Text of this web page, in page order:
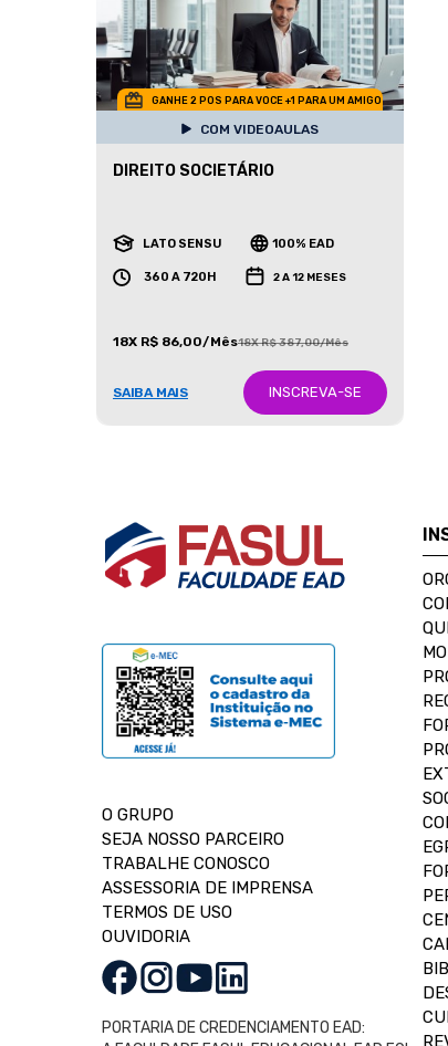
GANHE 2 POS PARA VOCE +1 PARA UM AMIGO
COM VIDEOAULAS
DIREITO SOCIETÁRIO
LATO SENSU 100% EAD
360 A 720H 2 A 12 MESES
18X R$ 86,00/Mês18X R$ 387,00/Mês
SAIBA MAIS INSCREVA-SE
O GRUPO
SEJA NOSSO PARCEIRO
TRABALHE CONOSCO
ASSESSORIA DE IMPRENSA
TERMOS DE USO
OUVIDORIA
PORTARIA DE CREDENCIAMENTO EAD: